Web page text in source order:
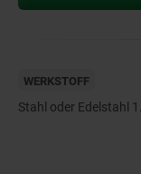
WERKSTOFF
Stahl oder Edelstahl